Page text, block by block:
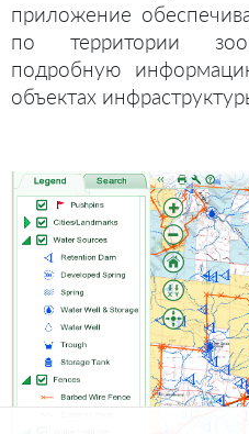
приложение
по территории
подробную
объектах